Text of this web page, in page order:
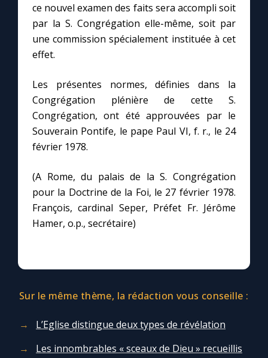
ce nouvel examen des faits sera accompli soit
par la S. Congrégation elle-même, soit par
une commission spécialement instituée à cet
effet.
Les présentes normes, définies dans la
Congrégation plénière de cette S.
Congrégation, ont été approuvées par le
Souverain Pontife, le pape Paul VI, f. r., le 24
février 1978.
(A Rome, du palais de la S. Congrégation
pour la Doctrine de la Foi, le 27 février 1978.
François, cardinal Seper, Préfet Fr. Jérôme
Hamer, o.p., secrétaire)
Sur le même thème, la rédaction vous conseille :
L’Eglise distingue deux types de révélation
Les innombrables « sceaux de Dieu » recueillis